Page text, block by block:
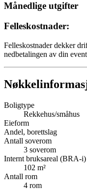
Månedlige utgifter
Felleskostnader:
Felleskostnader dekker
nedbetalingen av din
Boligtype
Rekkehus/småhus
Eieform
Andel, borettslag
Antall soverom
3 soverom
Internt bruksareal (BRA-i)
102 m²
Antall rom
4 rom